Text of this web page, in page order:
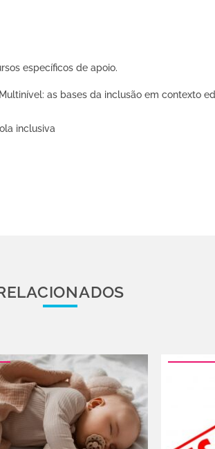
específicos de apoio.
as bases da inclusão em contexto
inclusiva